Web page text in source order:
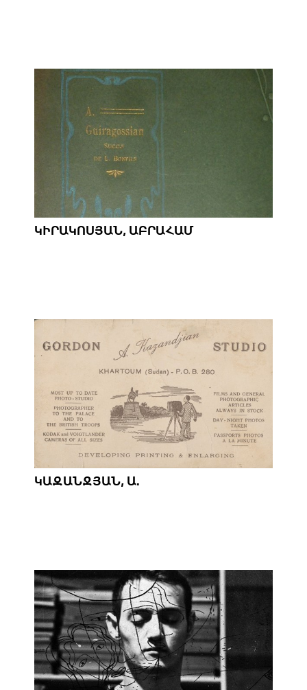
ԿԻՐԱԿՈՍՅԱՆ, ԱԲՐԱՀԱՄ
ԿԱԶԱՆՋՅԱՆ, Ա.